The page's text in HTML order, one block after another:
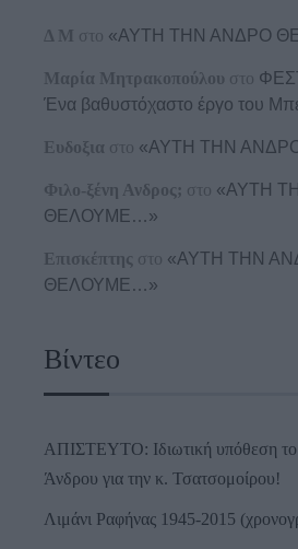
Δ Μ στο «ΑΥΤΗ ΤΗΝ ΑΝΔΡΟ
Μαρία Μητρακοπούλου στο
Ένα βαθυστόχαστο έργο του
Ευδοξια στο «ΑΥΤΗ ΤΗΝ
Φιλο-ξένη Ανδρος; στο «ΑΥΤΗ
ΘΕΛΟΥΜΕ…»
Επισκέπτης στο «ΑΥΤΗ ΤΗΝ
ΘΕΛΟΥΜΕ…»
Βίντεο
ΑΠΙΣΤΕΥΤΟ: Ιδιωτική υπόθεση
Άνδρου για την κ. Τσατσομοίρου!
Λιμάνι Ραφήνας 1945-2015